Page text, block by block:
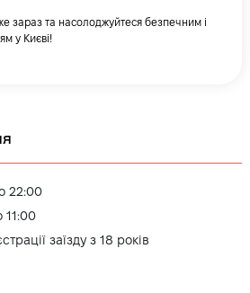
зараз та насолоджуйтеся безпечним і
у Києві!
22:00
11:00
заїзду з 18 років